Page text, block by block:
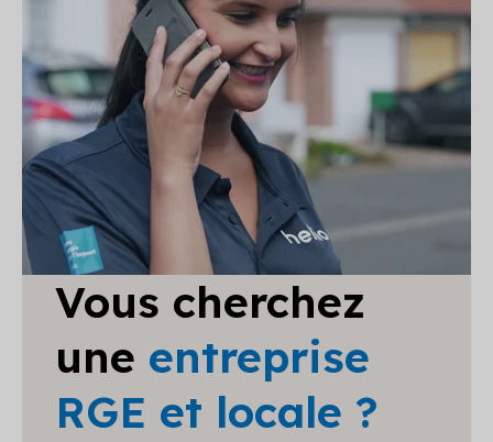
Vous cherchez
une entreprise
RGE et locale ?